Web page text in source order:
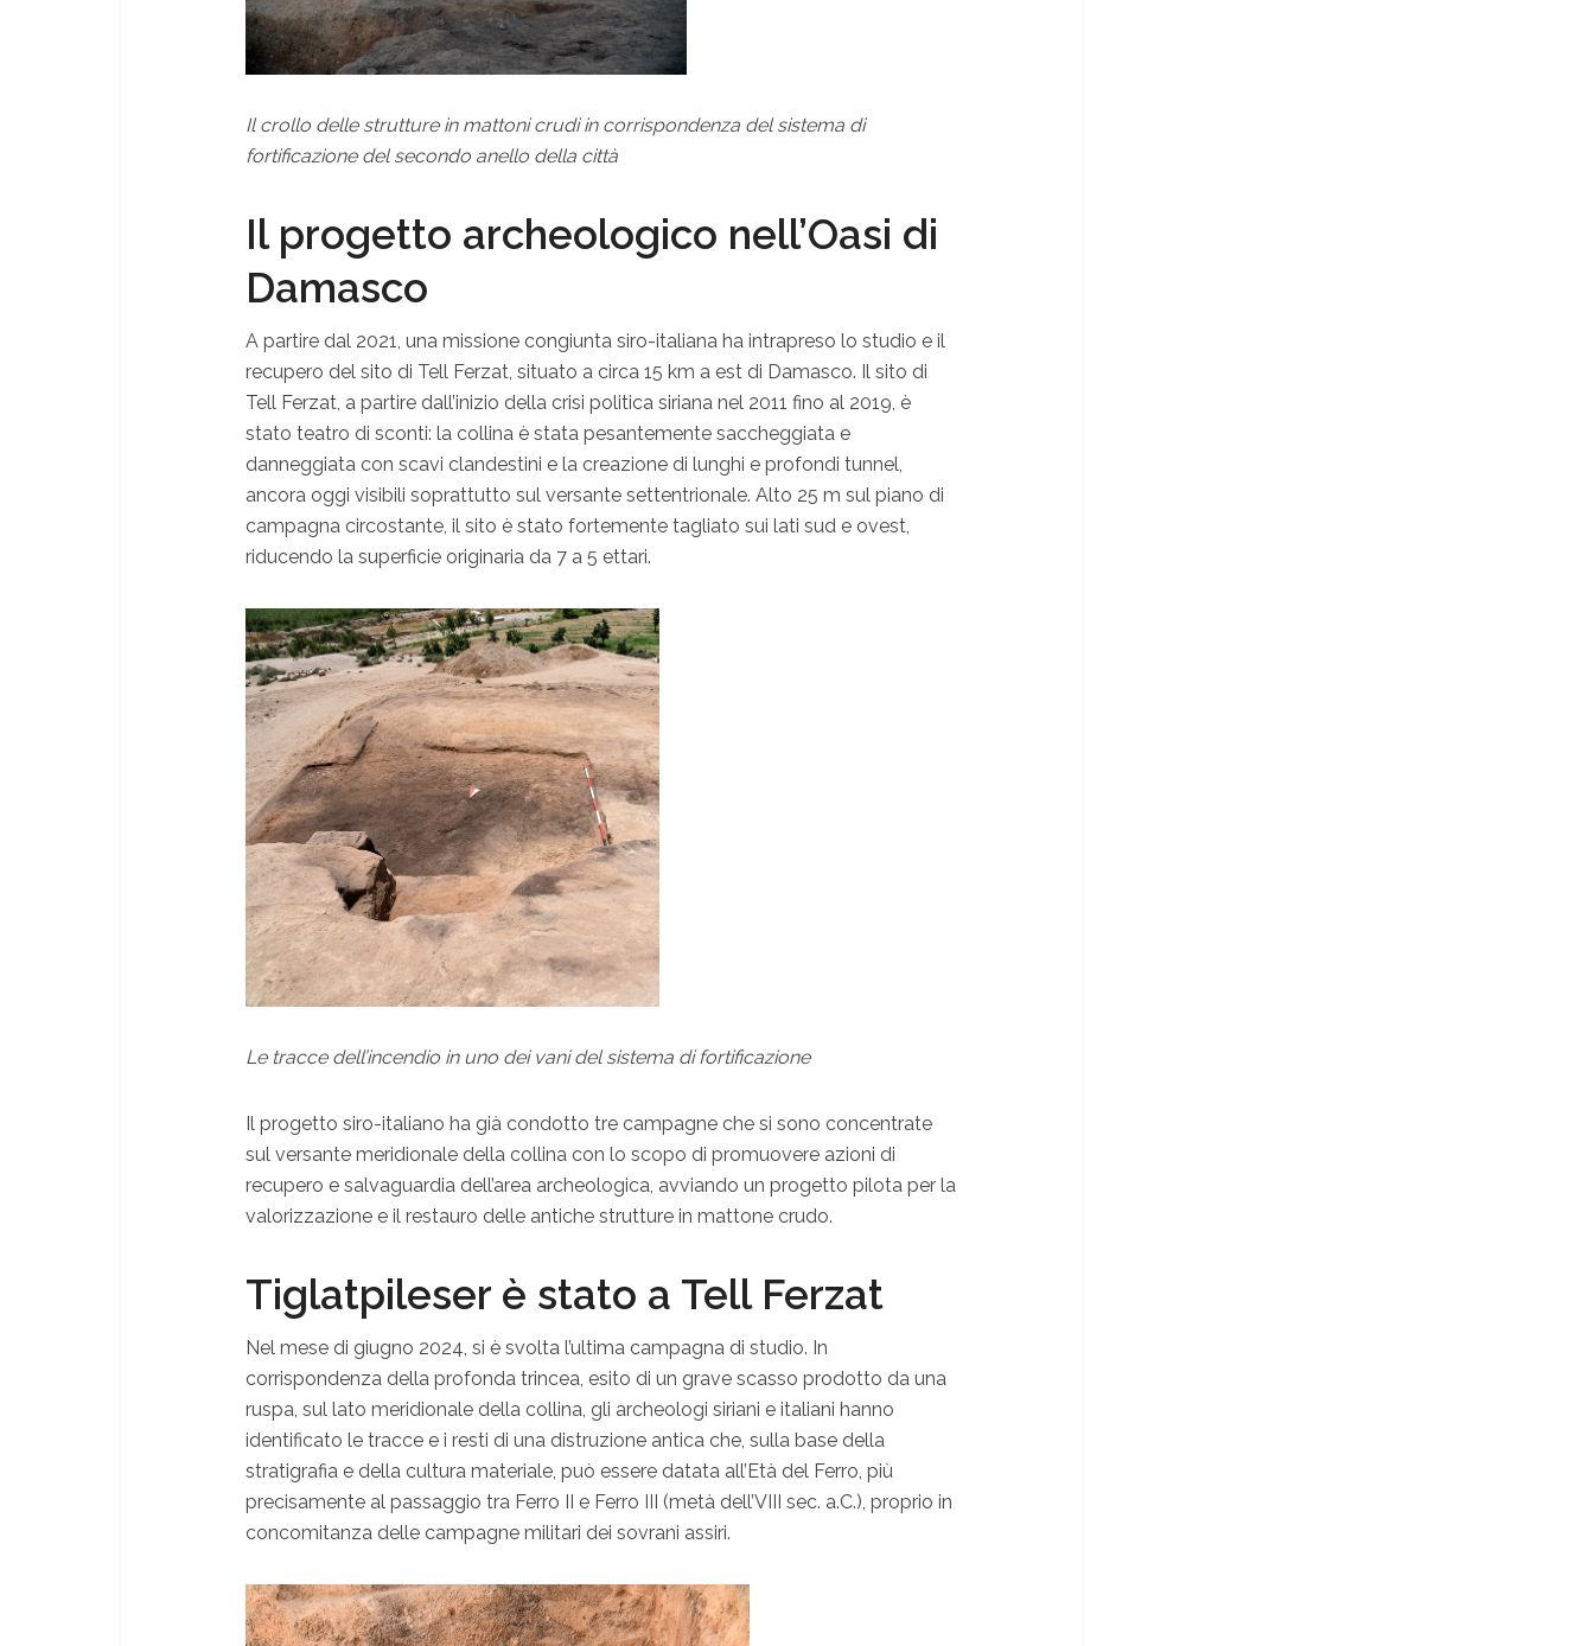
Il crollo delle strutture in mattoni crudi in corrispondenza del sistema di
fortificazione del secondo anello della città
Il progetto archeologico nell’Oasi di
Damasco
A partire dal 2021, una missione congiunta siro-italiana ha intrapreso lo studio e il
recupero del sito di Tell Ferzat, situato a circa 15 km a est di Damasco. Il sito di
Tell Ferzat, a partire dall’inizio della crisi politica siriana nel 2011 fino al 2019, è
stato teatro di sconti: la collina è stata pesantemente saccheggiata e
danneggiata con scavi clandestini e la creazione di lunghi e profondi tunnel,
ancora oggi visibili soprattutto sul versante settentrionale. Alto 25 m sul piano di
campagna circostante, il sito è stato fortemente tagliato sui lati sud e ovest,
riducendo la superficie originaria da 7 a 5 ettari.
Le tracce dell’incendio in uno dei vani del sistema di fortificazione
Il progetto siro-italiano ha già condotto tre campagne che si sono concentrate
sul versante meridionale della collina con lo scopo di promuovere azioni di
recupero e salvaguardia dell’area archeologica, avviando un progetto pilota per la
valorizzazione e il restauro delle antiche strutture in mattone crudo.
Tiglatpileser è stato a Tell Ferzat
Nel mese di giugno 2024, si è svolta l’ultima campagna di studio. In
corrispondenza della profonda trincea, esito di un grave scasso prodotto da una
ruspa, sul lato meridionale della collina, gli archeologi siriani e italiani hanno
identificato le tracce e i resti di una distruzione antica che, sulla base della
stratigrafia e della cultura materiale, può essere datata all’Età del Ferro, più
precisamente al passaggio tra Ferro II e Ferro III (metà dell’VIII sec. a.C.), proprio in
concomitanza delle campagne militari dei sovrani assiri.